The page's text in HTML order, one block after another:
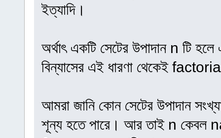
ইত্যাদি।
অর্থাৎ একটি সেটের উপাদান n টি
বিন্যাসের এই ধারণা থেকেই
আমরা জানি কোন সেটের উপাদান
শূন্য হতে পারে। আর তাই n কেবল